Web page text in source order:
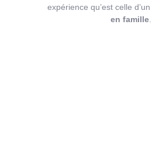
expérience qu’est celle d’un
en famille